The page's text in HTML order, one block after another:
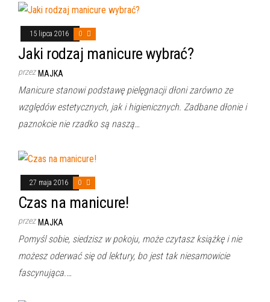
15 lipca 2016 0
Jaki rodzaj manicure wybrać?
przez MAJKA
Manicure stanowi podstawę pielęgnacji dłoni zarówno ze
względów estetycznych, jak i higienicznych. Zadbane dłonie i
paznokcie nie rzadko są naszą…
27 maja 2016 0
Czas na manicure!
przez MAJKA
Pomyśl sobie, siedzisz w pokoju, może czytasz książkę i nie
możesz oderwać się od lektury, bo jest tak niesamowicie
fascynująca.…